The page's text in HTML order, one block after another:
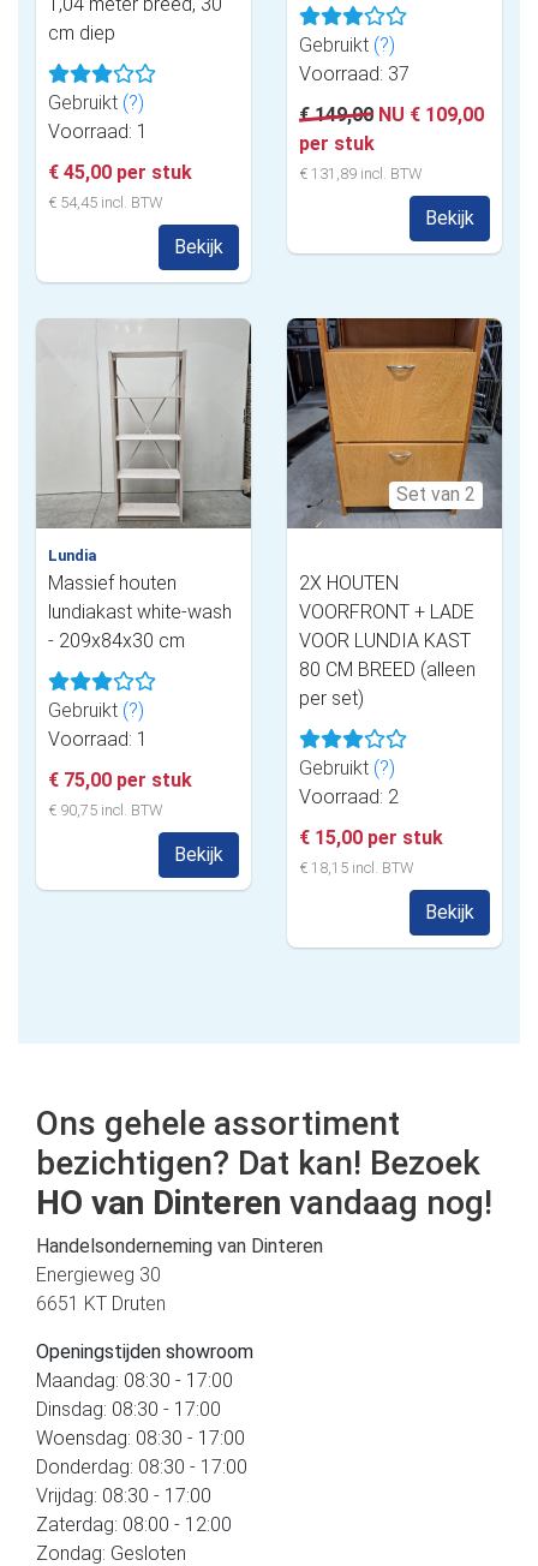
cm diep
Gebruikt (?)
Voorraad: 1
€ 45,00 per stuk
€ 54,45 incl. BTW
Bekijk
Gebruikt (?)
Voorraad: 37
€ 149,00 NU € 109,00
per stuk
€ 131,89 incl. BTW
Bekijk
Lundia
Massief houten
lundiakast white-wash
- 209x84x30 cm
Gebruikt (?)
Voorraad: 1
€ 75,00 per stuk
€ 90,75 incl. BTW
Bekijk
Set van 2
2X HOUTEN
VOORFRONT + LADE
VOOR LUNDIA KAST
80 CM BREED (alleen
per set)
Gebruikt (?)
Voorraad: 2
€ 15,00 per stuk
€ 18,15 incl. BTW
Bekijk
Ons gehele assortiment
bezichtigen? Dat kan! Bezoek
HO van Dinteren vandaag nog!
Handelsonderneming van Dinteren
Energieweg 30
6651 KT Druten
Openingstijden showroom
Maandag: 08:30 - 17:00
Dinsdag: 08:30 - 17:00
Woensdag: 08:30 - 17:00
Donderdag: 08:30 - 17:00
Vrijdag: 08:30 - 17:00
Zaterdag: 08:00 - 12:00
Zondag: Gesloten